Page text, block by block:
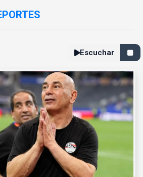
Escuchar